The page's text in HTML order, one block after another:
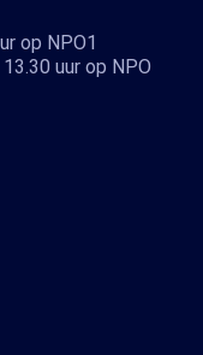
op NPO1
uur op NPO